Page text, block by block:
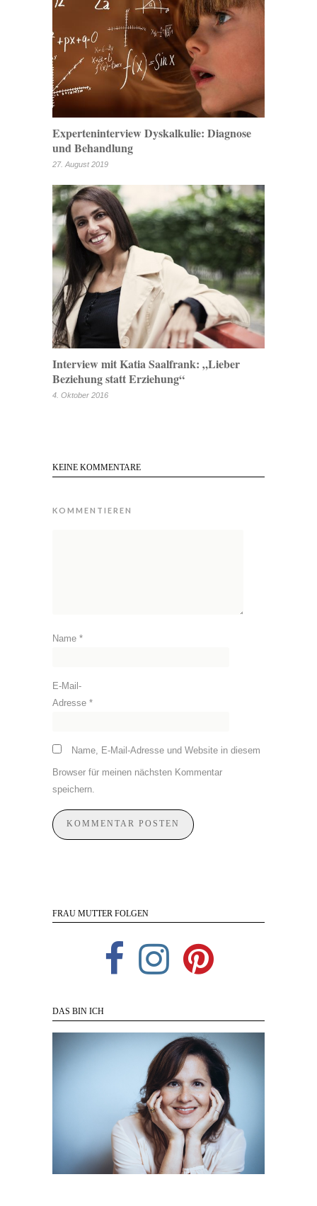
Experteninterview Dyskalkulie: Diagnose
und Behandlung
27. August 2019
Interview mit Katia Saalfrank: „Lieber
Beziehung statt Erziehung“
4. Oktober 2016
KEINE KOMMENTARE
KOMMENTIEREN
Name *
E-Mail-
Adresse *
Name, E-Mail-Adresse und Website in diesem
Browser für meinen nächsten Kommentar
speichern.
FRAU MUTTER FOLGEN
DAS BIN ICH